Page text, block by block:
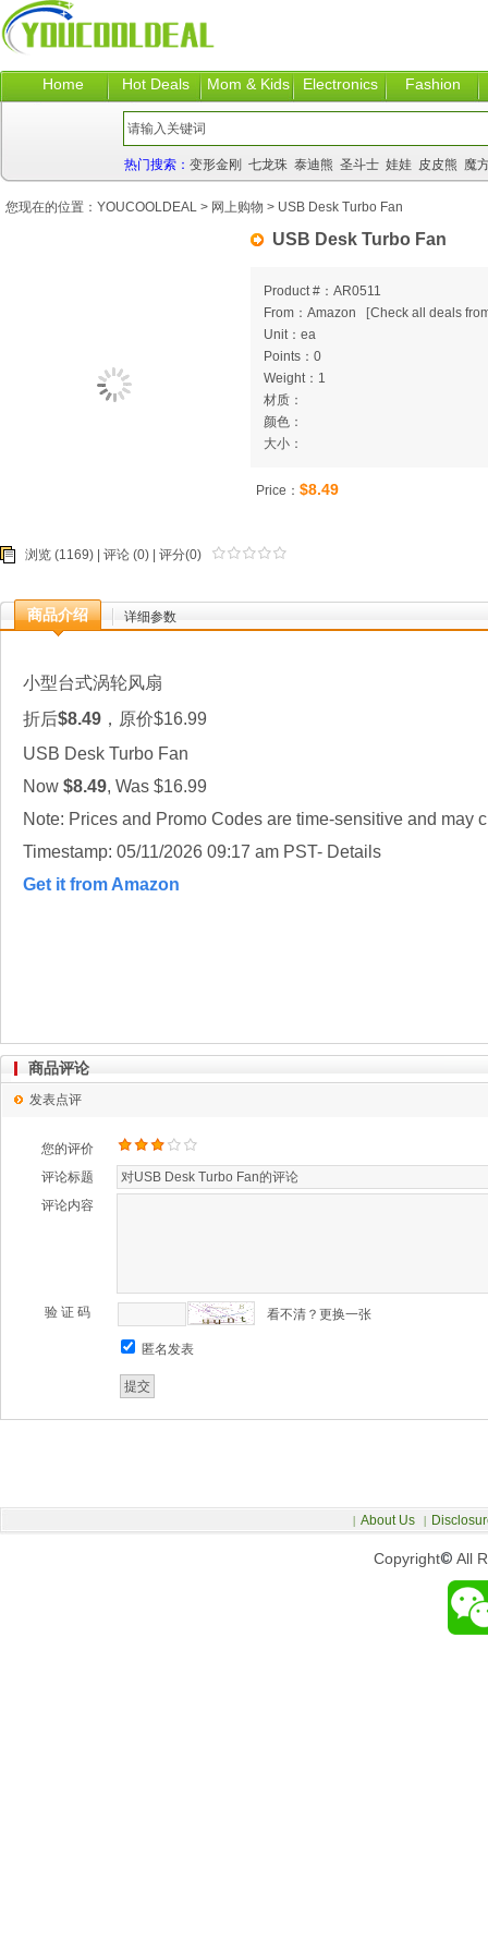
Home Hot Deals Mom & Kids Electronics Fashion
热门搜索： 变形金刚 七龙珠 泰迪熊 圣斗士 娃娃 皮皮熊 魔
USB Desk Turbo Fan
Product #：AR0511
From：Amazon
[Check all deals
Unit：ea
Points：0
Weight：1
材质：
颜色：
大小：
Price： $8.49
浏览 (1169) | 评论 (0) | 评分(0)
商品介绍 详细参数
小型台式涡轮风扇
折后$8.49 ，原价$16.99
USB Desk Turbo Fan
Now $8.49, Was $16.99
Note: Prices and Promo Codes are time-sensitive and may
Timestamp: 05/11/2026 09:17 am PST- Details
Get it from Amazon
您现在的位置： YOUCOOLDEAL > 网上购物 > USB Desk Turbo Fan
商品评论
发表点评
您的评价
评论标题
评论内容
验 证 码 看不清？更换一张
匿名发表
Copyright© All
| About Us |